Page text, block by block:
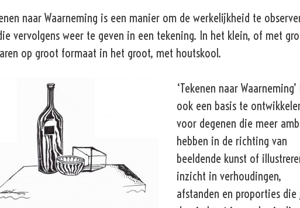
naar Waarneming is een manier om de werkelijkheid te
vervolgens weer te geven in een tekening. In het klein, of met
op groot formaat in het groot, met houtskool.
‘Tekenen naar
ook een basis te
voor degenen die meer
hebben in de richting van
beeldende kunst of
inzicht in verhoudingen,
afstanden en proporties die